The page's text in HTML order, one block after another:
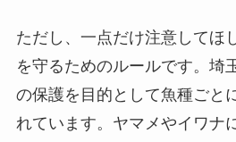
ただし、一点だけ注意してほ
を守るためのルールです。埼
の保護を目的として魚種ごと
れています。ヤマメやイワナ